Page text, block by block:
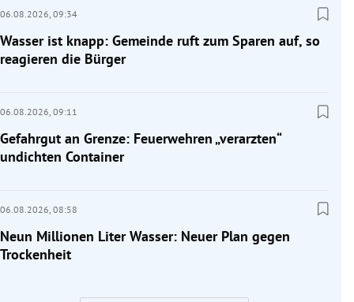
06.08.2026, 09:34
Wasser ist knapp: Gemeinde ruft zum Sparen auf, so
reagieren die Bürger
06.08.2026, 09:11
Gefahrgut an Grenze: Feuerwehren „verarzten“
undichten Container
06.08.2026, 08:58
Neun Millionen Liter Wasser: Neuer Plan gegen
Trockenheit